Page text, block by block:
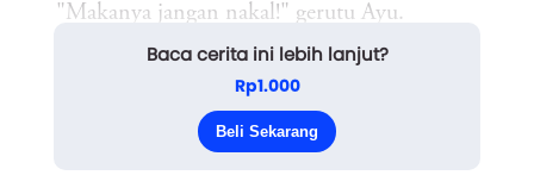
"Makanya jangan nakal!" gerutu Ayu.
"Sekarang hadap tembok!" perintah Ayu
langsung diturut bocah lelaki berusia tiga tahun itu.
Saat Devanka menghadap tembok, A...
Baca cerita ini lebih lanjut?
Rp1.000
Beli Sekarang